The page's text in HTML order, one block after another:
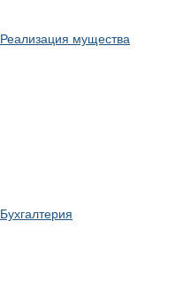
Реализация мущества
Бухгалтерия